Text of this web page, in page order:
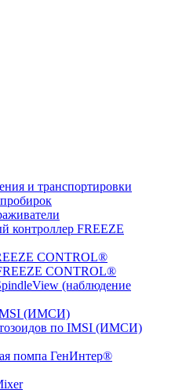
и транспортировки
контроллер FREEZE
CONTROL®
CONTROL®
(наблюдение
IMSI (ИМСИ)
по IMSI (ИМСИ)
помпа ГенИнтер®